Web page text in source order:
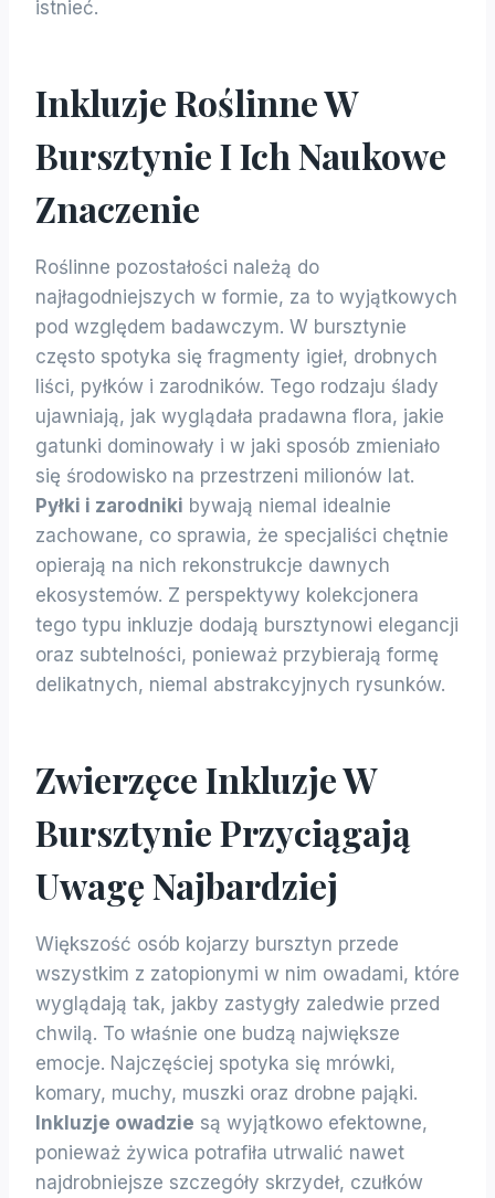
istnieć.
Inkluzje Roślinne W
Bursztynie I Ich Naukowe
Znaczenie
Roślinne pozostałości należą do
najłagodniejszych w formie, za to wyjątkowych
pod względem badawczym. W bursztynie
często spotyka się fragmenty igieł, drobnych
liści, pyłków i zarodników. Tego rodzaju ślady
ujawniają, jak wyglądała pradawna flora, jakie
gatunki dominowały i w jaki sposób zmieniało
się środowisko na przestrzeni milionów lat.
Pyłki i zarodniki bywają niemal idealnie
zachowane, co sprawia, że specjaliści chętnie
opierają na nich rekonstrukcje dawnych
ekosystemów. Z perspektywy kolekcjonera
tego typu inkluzje dodają bursztynowi elegancji
oraz subtelności, ponieważ przybierają formę
delikatnych, niemal abstrakcyjnych rysunków.
Zwierzęce Inkluzje W
Bursztynie Przyciągają
Uwagę Najbardziej
Większość osób kojarzy bursztyn przede
wszystkim z zatopionymi w nim owadami, które
wyglądają tak, jakby zastygły zaledwie przed
chwilą. To właśnie one budzą największe
emocje. Najczęściej spotyka się mrówki,
komary, muchy, muszki oraz drobne pająki.
Inkluzje owadzie są wyjątkowo efektowne,
ponieważ żywica potrafiła utrwalić nawet
najdrobniejsze szczegóły skrzydeł, czułków